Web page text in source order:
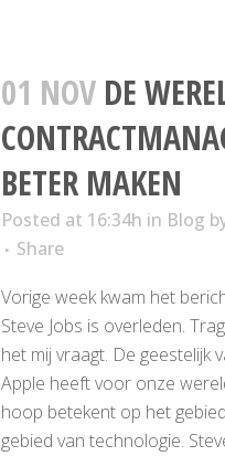
01 NOV DE
BETER MAKEN
Posted at 16:34h in Blog
Share
Vorige week kwam het
Steve Jobs is overleden.
het mij vraagt. De geestelijk
Apple heeft voor onze
hoop betekent op het
gebied van technologie.